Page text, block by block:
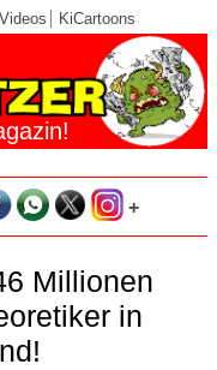
KiCartoons
+
Millionen
in